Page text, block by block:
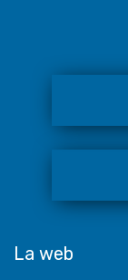
La web